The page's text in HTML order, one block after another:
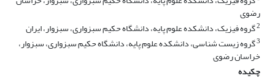
رضوی
2گروه فیزیک، دانشکده علوم پایه، دانشگاه حکیم سبزواری، سبزوار، ایران
3گروه زیست شناسی، دانشکده علوم پایه، دانشگاه حکیم سبزواری، سبزوار،
خراسان رضوی
چکیده